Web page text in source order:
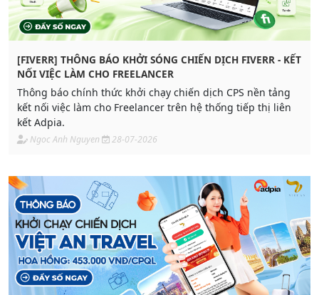
[FIVERR] THÔNG BÁO KHỞI SÓNG CHIẾN DỊCH FIVERR - KẾT
NỐI VIỆC LÀM CHO FREELANCER
Thông báo chính thức khởi chạy chiến dịch CPS nền tảng
kết nối việc làm cho Freelancer trên hệ thống tiếp thị liên
kết Adpia.
Ngoc Anh Nguyen 28-07-2026